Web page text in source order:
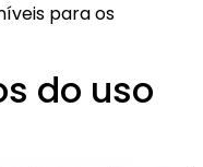
para os
do uso